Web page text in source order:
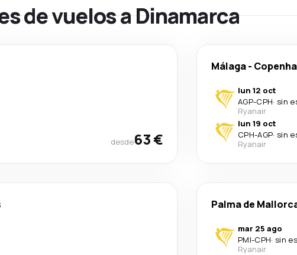
de vuelos a Dinamarca
desde63 €
Málaga-
lun 12 oct
AGP-CPH· sin
Ryanair
lun 19 oct
CPH-AGP· sin
Ryanair
Palma de
mar 25 ago
PMI-CPH· sin
Ryanair